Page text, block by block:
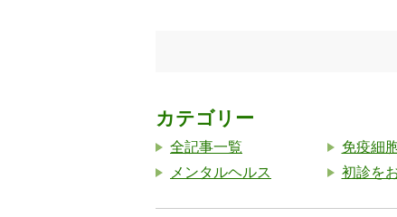
カテゴリー
全記事一覧 免疫細
メンタルヘルス
初診を